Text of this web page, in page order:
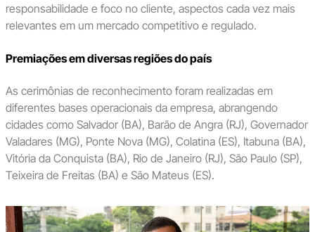
responsabilidade e foco no cliente, aspectos cada vez mais
relevantes em um mercado competitivo e regulado.
Premiações em diversas regiões do país
As cerimônias de reconhecimento foram realizadas em
diferentes bases operacionais da empresa, abrangendo
cidades como Salvador (BA), Barão de Angra (RJ), Governador
Valadares (MG), Ponte Nova (MG), Colatina (ES), Itabuna (BA),
Vitória da Conquista (BA), Rio de Janeiro (RJ), São Paulo (SP),
Teixeira de Freitas (BA) e São Mateus (ES).